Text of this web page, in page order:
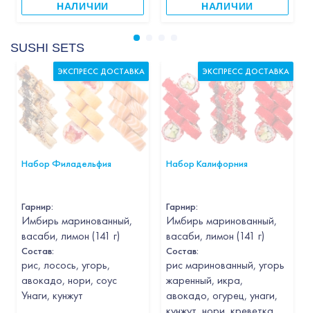
НАЛИЧИИ
НАЛИЧИИ
SUSHI SETS
Набор Филадельфия
Гарнир:
Имбирь маринованный,
васаби, лимон (141 г)
Состав:
рис, лосось, угорь,
авокадо, нори, соус
Унаги, кунжут
ЭКСПРЕСС ДОСТАВКА
Набор Калифорния
Гарнир:
Имбирь маринованный,
васаби, лимон (141 г)
Состав:
рис маринованный, угорь
жаренный, икра,
авокадо, огурец, унаги,
ЭКСПРЕСС ДОСТАВКА